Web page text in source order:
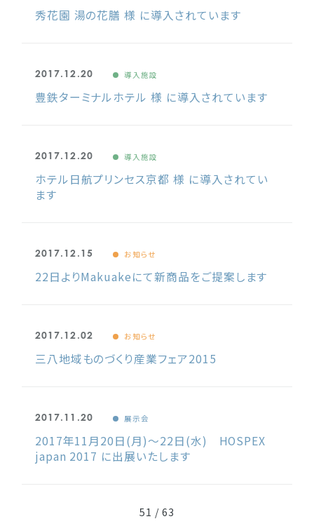
秀花園 湯の花膳 様 に導入されています
2017.12.20 導入施設
豊鉄ターミナルホテル 様 に導入されています
2017.12.20 導入施設
ホテル日航プリンセス京都 様 に導入されてい
ます
2017.12.15 お知らせ
22日よりMakuakeにて新商品をご提案します
2017.12.02 お知らせ
三八地域ものづくり産業フェア2015
2017.11.20 展示会
2017年11月20日(月)～22日(水) HOSPEX
japan 2017 に出展いたします
51 / 63